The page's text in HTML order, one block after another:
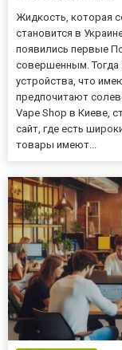
Жидкость, которая
становится в
появились первые
совершенным.
устройства, что
предпочитают
Vape Shop в Киеве,
сайт, где есть
товары имеют...